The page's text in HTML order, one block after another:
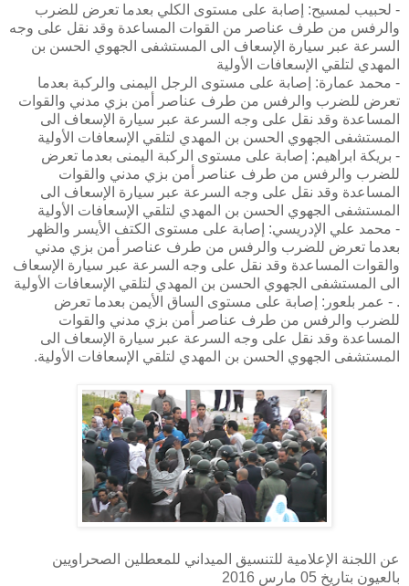
- لحبيب لمسيح: إصابة على مستوى الكلي بعدما تعرض للضرب
والرفس من طرف عناصر من القوات المساعدة وقد نقل على وجه
السرعة عبر سيارة الإسعاف الى المستشفى الجهوي الحسن بن
المهدي لتلقي الإسعافات الأولية
- محمد عمارة: إصابة على مستوى الرجل اليمنى والركبة بعدما
تعرض للضرب والرفس من طرف عناصر أمن بزي مدني والقوات
المساعدة وقد نقل على وجه السرعة عبر سيارة الإسعاف الى
المستشفى الجهوي الحسن بن المهدي لتلقي الإسعافات الأولية
- بريكة ابراهيم: إصابة على مستوى الركبة اليمنى بعدما تعرض
للضرب والرفس من طرف عناصر أمن بزي مدني والقوات
المساعدة وقد نقل على وجه السرعة عبر سيارة الإسعاف الى
المستشفى الجهوي الحسن بن المهدي لتلقي الإسعافات الأولية
- محمد علي الإدريسي: إصابة على مستوى الكتف الأيسر والظهر
بعدما تعرض للضرب والرفس من طرف عناصر أمن بزي مدني
والقوات المساعدة وقد نقل على وجه السرعة عبر سيارة الإسعاف
الى المستشفى الجهوي الحسن بن المهدي لتلقي الإسعافات الأولية
. - عمر بلعور: إصابة على مستوى الساق الأيمن بعدما تعرض
للضرب والرفس من طرف عناصر أمن بزي مدني والقوات
المساعدة وقد نقل على وجه السرعة عبر سيارة الإسعاف الى
المستشفى الجهوي الحسن بن المهدي لتلقي الإسعافات الأولية.
عن اللجنة الإعلامية للتنسيق الميداني للمعطلين الصحراويين
بالعيون بتاريخ 05 مارس 2016